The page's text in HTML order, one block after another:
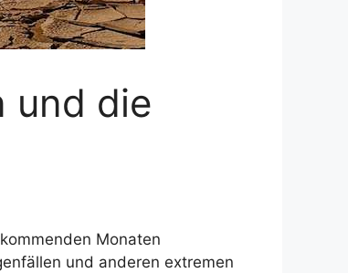
und die
Monaten
und anderen extremen